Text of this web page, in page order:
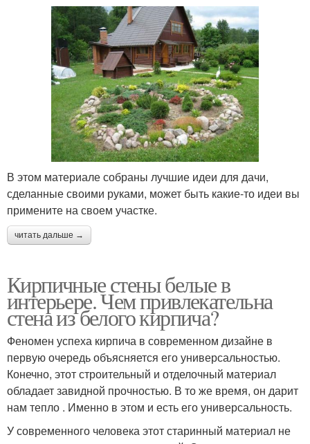
В этом материале собраны лучшие идеи для дачи,
сделанные своими руками, может быть какие-то идеи вы
примените на своем участке.
читать дальше →
Кирпичные стены белые в
интерьере. Чем привлекательна
стена из белого кирпича?
Феномен успеха кирпича в современном дизайне в
первую очередь объясняется его универсальностью.
Конечно, этот строительный и отделочный материал
обладает завидной прочностью. В то же время, он дарит
нам тепло . Именно в этом и есть его универсальность.
У современного человека этот старинный материал не